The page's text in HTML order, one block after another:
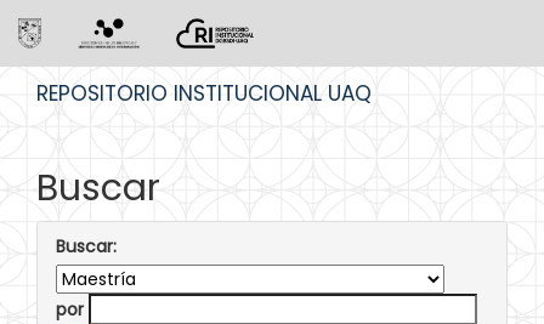
REPOSITORIO INSTITUCIONAL UAQ
Buscar
Buscar:
por